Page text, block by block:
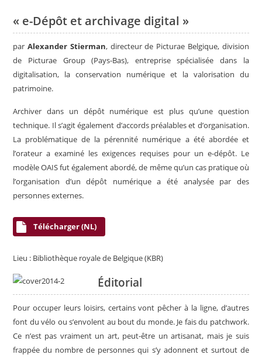
« e-Dépôt et archivage digital »
parAlexander Stierman, directeur de Picturae Belgique, division
de Picturae Group (Pays-Bas), entreprise spécialisée dans la
digitalisation, la conservation numérique et la valorisation du
patrimoine.
Archiver dans un dépôt numérique est plus qu’une question
technique. Il s’agit également d’accords préalables et d’organisation.
La problématique de la pérennité numérique a été abordée et
l’orateur a examiné les exigences requises pour un e-dépôt. Le
modèle OAIS fut également abordé, de même qu’un cas pratique où
l’organisation d’un dépôt numérique a été analysée par des
personnes externes.
Télécharger (NL)
Lieu : Bibliothèque royale de Belgique (KBR)
Éditorial
Pour occuper leurs loisirs, certains vont pêcher à la ligne, d’autres
font du vélo ou s’envolent au bout du monde. Je fais du patchwork.
Ce n’est pas vraiment un art, peut-être un artisanat, mais je suis
frappée du nombre de personnes qui s’y adonnent et surtout de